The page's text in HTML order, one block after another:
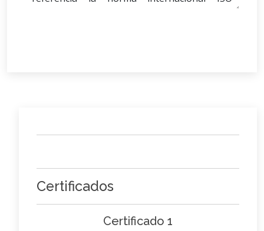
Certificados
Certificado 1